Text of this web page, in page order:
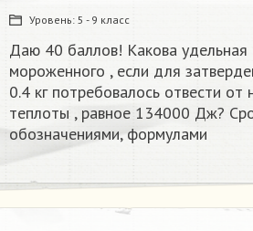
Уровень: 5 - 9 класс
Даю 40 баллов! Какова удельная
мороженного , если для
0.4 кг потребовалось отвести от
теплоты , равное 134000 Дж?
обозначениями, формулами